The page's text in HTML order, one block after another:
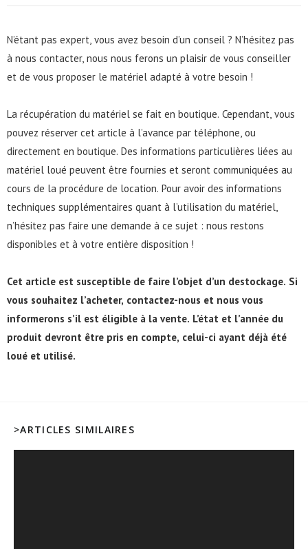
N’étant pas expert, vous avez besoin d’un conseil ? N’hésitez pas
à nous contacter, nous nous ferons un plaisir de vous conseiller
et de vous proposer le matériel adapté à votre besoin !
La récupération du matériel se fait en boutique. Cependant, vous
pouvez réserver cet article à l’avance par téléphone, ou
directement en boutique. Des informations particulières liées au
matériel loué peuvent être fournies et seront communiquées au
cours de la procédure de location. Pour avoir des informations
techniques supplémentaires quant à l’utilisation du matériel,
n’hésitez pas faire une demande à ce sujet : nous restons
disponibles et à votre entière disposition !
Cet article est susceptible de faire l’objet d’un destockage. Si
vous souhaitez l’acheter, contactez-nous et nous vous
informerons s’il est éligible à la vente. L’état et l’année du
produit devront être pris en compte, celui-ci ayant déjà été
loué et utilisé.